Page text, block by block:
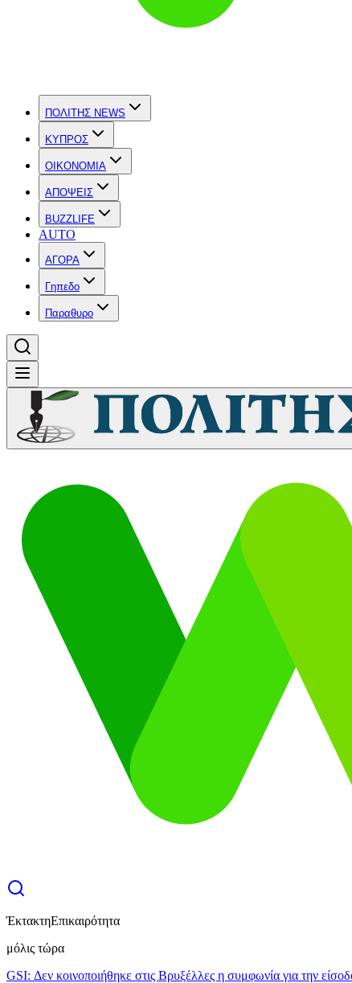
ΠΟΛΙΤΗΣ NEWS
ΚΥΠΡΟΣ
OIKONOMIA
ΑΠΟΨΕΙΣ
BUZZLIFE
AUTO
ΑΓΟΡΑ
Γηπεδο
Παραθυρο
ΈκτακτηΕπικαιρότητα
μόλις τώρα
GSI: Δεν κοινοποιήθηκε στις Βρυξέλλες η συμφωνία για την